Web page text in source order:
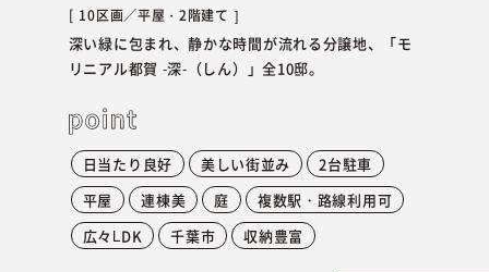
10区画／平屋 2階建て
深い緑に包まれ、静かな時間が流れる分譲地、「モ
リニアル都賀 -深-（しん）」全10邸。
日当たり良好 美しい街並み
2台駐車
平屋
連棟美 庭
複数駅・路線利用可
広々LDK
千葉市 収納豊富